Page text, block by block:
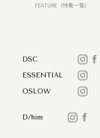
FEATURE（特集一覧）
DSC
ESSENTIAL
OSLOW
D/him